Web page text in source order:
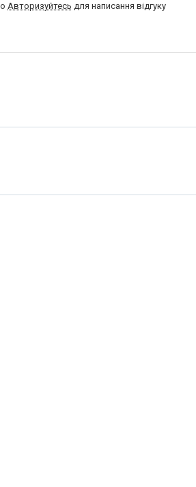
Авторизуйтесь для написання відгуку